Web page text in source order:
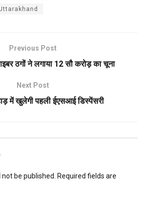
Previous Post
ठगों ने लगाया 12 सौ करोड़ का चूना
Next Post
में खुलेगी पहली ईएसआई डिस्पेंसरी
be published. Required fields are